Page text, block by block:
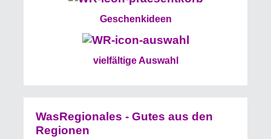
Geschenkideen
vielfältige Auswahl
WasRegionales - Gutes aus den
Regionen